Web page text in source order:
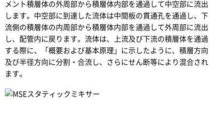
メント積層体の外周部から積層体内部を通過して中空部に流出
します。中空部に到達した流体は中間板の貫通孔を通過し、下
流側の積層体の内周部から積層体内部を通過して外周部に流出
し、配管内に戻ります。流体は、上流及び下流の積層体を通過
する際に、「概要および基本原理」に示したように、積層方向
及び半径方向に分割・合流し、さらにせん断等により混合され
ます。